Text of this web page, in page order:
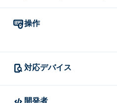
バイクの位置を決める: A
Mad Skills Motocross 2 は
操作
対応デバイス
開発者